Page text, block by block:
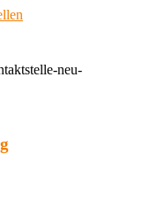
neu-